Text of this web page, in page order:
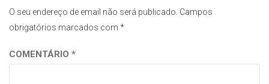
O seu endereço de email não será publicado. Campos
obrigatórios marcados com *
COMENTÁRIO *